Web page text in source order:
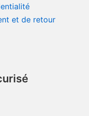
et de retour